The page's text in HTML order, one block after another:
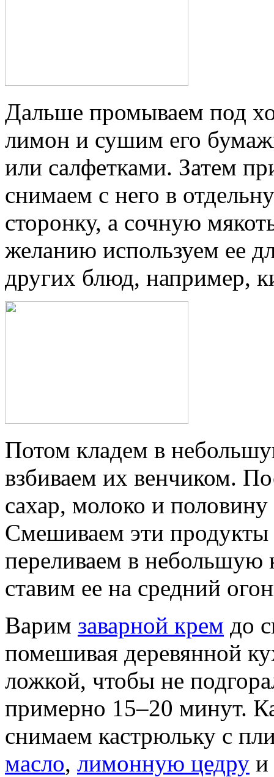
Дальше промываем под
лимон и сушим его
или салфетками. Затем
снимаем с него в
сторонку, а сочную
желанию используем ее
других блюд, например,
Потом кладем в
взбиваем их венчиком.
сахар, молоко и
Смешиваем эти
переливаем в небольшую
ставим ее на средний
Варим заварной крем до
помешивая деревянной
ложкой, чтобы не
примерно 15–20 минут.
снимаем кастрюльку с
масло, лимонную цедру и